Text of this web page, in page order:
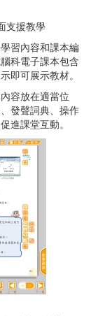
支援教學
習內容和課本編
科電子課本包含
即可展示教材。
容放在適當位
發聲詞典、操作
進課堂互動。